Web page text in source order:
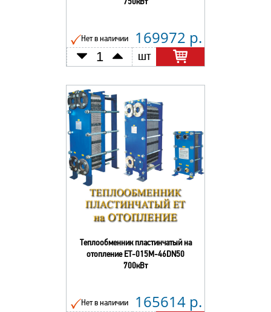
750кВт
Нет в наличии 169972 р.
шт
Теплообменник пластинчатый на
отопление ЕТ-015М-46DN50
700кВт
Нет в наличии 165614 р.